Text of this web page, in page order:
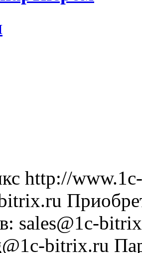
http://
: sales@1c-
bitrix.ru